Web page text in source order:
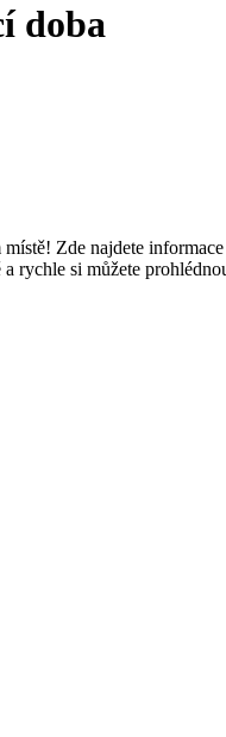
doba
místě! Zde najdete
rychle si můžete